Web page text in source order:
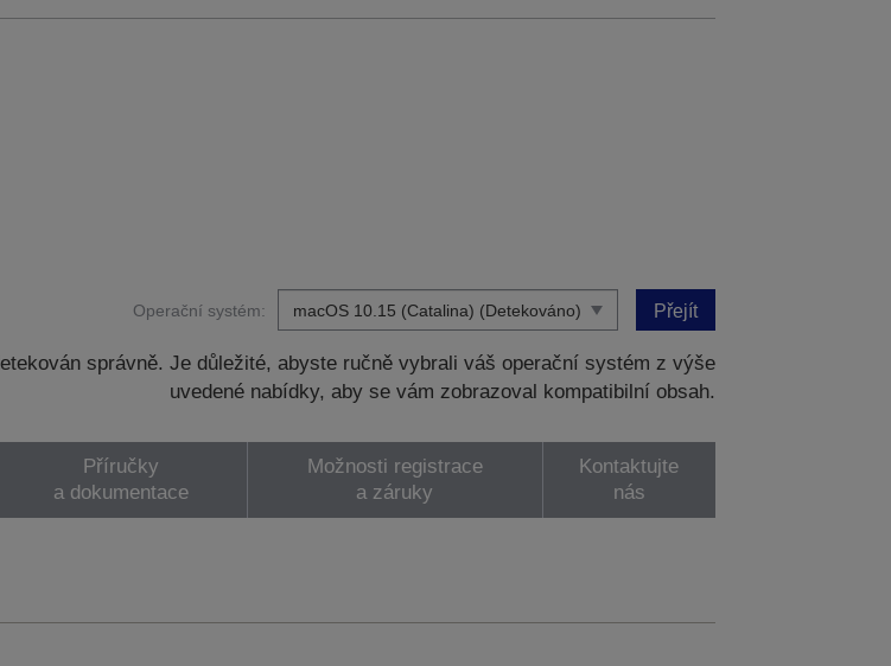
Operační systém: Přejít
správně. Je důležité, abyste ručně vybrali váš operační systém z výše
uvedené nabídky, aby se vám zobrazoval kompatibilní obsah.
Příručky
a dokumentace
Možnosti registrace
a záruky
Kontaktujte
nás